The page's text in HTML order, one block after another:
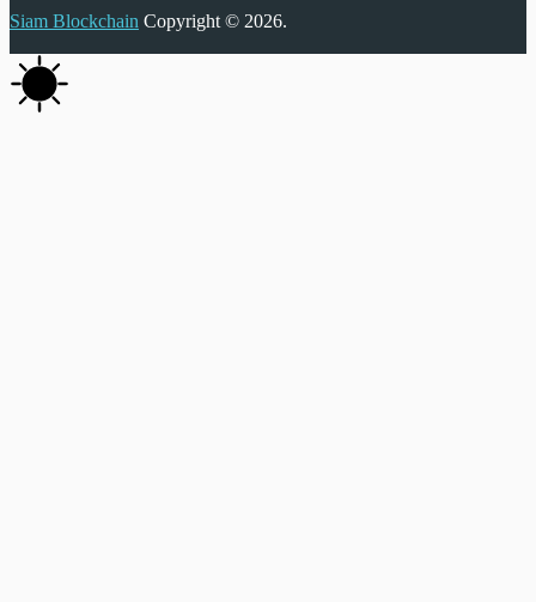
Siam Blockchain Copyright © 2026.